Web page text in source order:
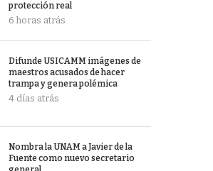
protección real
6 horas atrás
Difunde USICAMM imágenes de
maestros acusados de hacer
trampa y genera polémica
4 días atrás
Nombra la UNAM a Javier de la
Fuente como nuevo secretario